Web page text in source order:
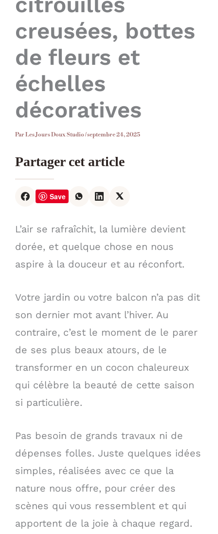
creusées, bottes
de fleurs et
échelles
décoratives
ParLes Jours Doux Studio/septembre 24, 2025
Partager cet article
Save
L’air se rafraîchit, la lumière devient
dorée, et quelque chose en nous
aspire à la douceur et au réconfort.
Votre jardin ou votre balcon n’a pas dit
son dernier mot avant l’hiver. Au
contraire, c’est le moment de le parer
de ses plus beaux atours, de le
transformer en un cocon chaleureux
qui célèbre la beauté de cette saison
si particulière.
Pas besoin de grands travaux ni de
dépenses folles. Juste quelques idées
simples, réalisées avec ce que la
nature nous offre, pour créer des
scènes qui vous ressemblent et qui
apportent de la joie à chaque regard.